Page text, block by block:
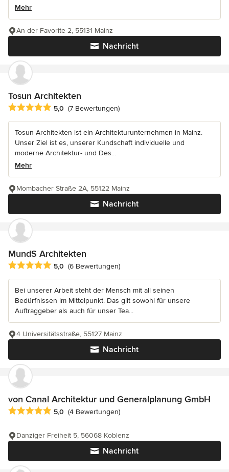
Mehr
Nachricht
An der Favorite 2, 55131 Mainz
Tosun Architekten
Durchschnittliche Bewertung: 5 von 5 Sternen
5,0 (7 Bewertungen)
Tosun Architekten ist ein Architekturunternehmen in Mainz.
Unser Ziel ist es, unserer Kundschaft individuelle und
moderne Architektur- und Des...
Mehr
Nachricht
Mombacher Straße 2A, 55122 Mainz
MundS Architekten
Durchschnittliche Bewertung: 5 von 5 Sternen
5,0 (6 Bewertungen)
Bei unserer Arbeit steht der Mensch mit all seinen
Bedürfnissen im Mittelpunkt. Das gilt sowohl für unsere
Auftraggeber als auch für unser Tea...
Nachricht
4 Universitätsstraße, 55127 Mainz
von Canal Architektur und Generalplanung GmbH
Durchschnittliche Bewertung: 5 von 5 Sternen
5,0 (4 Bewertungen)
Nachricht
Danziger Freiheit 5, 56068 Koblenz